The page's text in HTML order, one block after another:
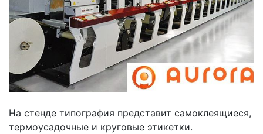
На стенде типография представит самоклеящиеся,
термоусадочные и круговые этикетки.